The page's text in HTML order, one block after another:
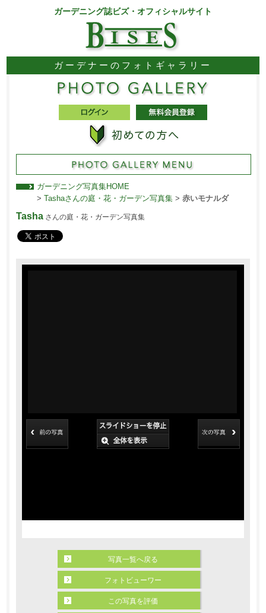
ガーデニング誌ビズ・オフィシャルサイト
ガーデナーのフォトギャラリー
ガーデニング写真集HOME
> Tashaさんの庭・花・ガーデン写真集> 赤いモナルダ
Tashaさんの庭・花・ガーデン写真集
写真一覧へ戻る
フォトビューワー
この写真を評価